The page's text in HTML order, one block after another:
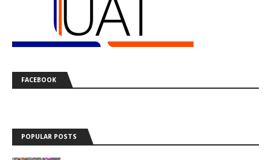
FACEBOOK
POPULAR POSTS